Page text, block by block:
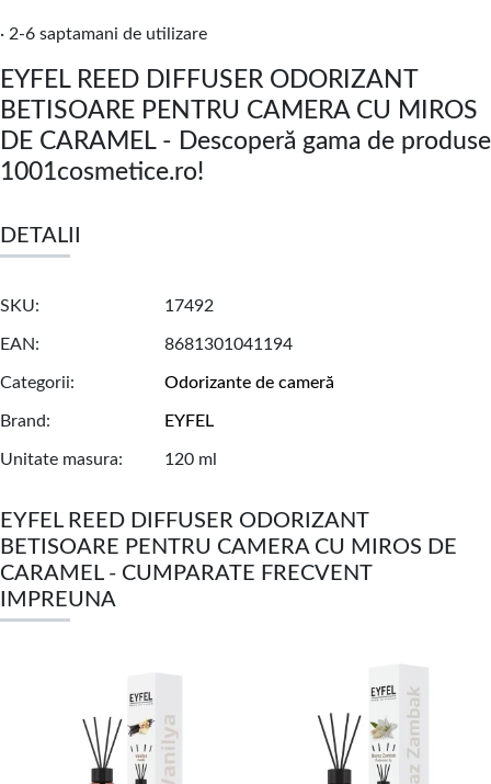
· 2-6 saptamani de utilizare
EYFEL REED DIFFUSER ODORIZANT
BETISOARE PENTRU CAMERA CU MIROS
DE CARAMEL - Descoperă gama de produse
1001cosmetice.ro!
DETALII
SKU 17492
EAN 8681301041194
Categorii Odorizante de cameră
Brand EYFEL
Unitate masura 120 ml
EYFEL REED DIFFUSER ODORIZANT
BETISOARE PENTRU CAMERA CU MIROS DE
CARAMEL - CUMPARATE FRECVENT
IMPREUNA